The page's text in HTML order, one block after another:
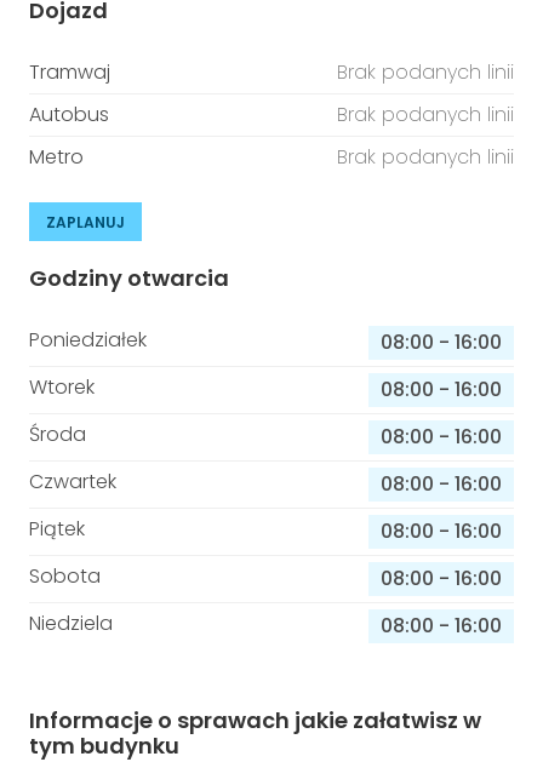
Dojazd
Tramwaj
Brak podanych linii
Autobus
Brak podanych linii
Metro
Brak podanych linii
ZAPLANUJ
Godziny otwarcia
Poniedziałek 08:00 - 16:00
Wtorek
08:00 - 16:00
Środa
08:00 - 16:00
Czwartek
08:00 - 16:00
Piątek
08:00 - 16:00
Sobota
08:00 - 16:00
Niedziela
08:00 - 16:00
Informacje o sprawach jakie załatwisz w
tym budynku